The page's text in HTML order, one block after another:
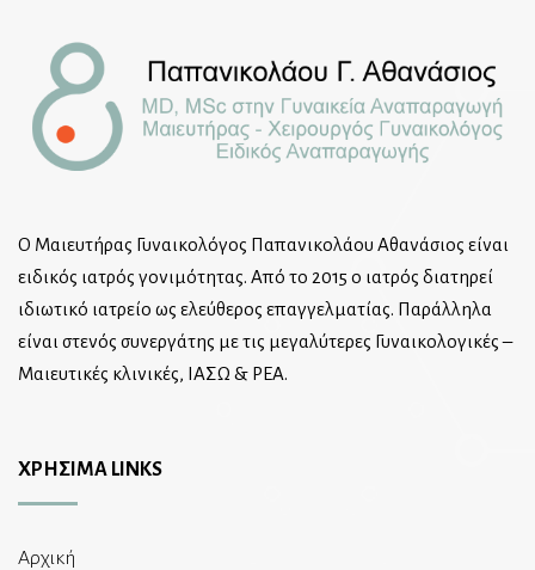
Ο Μαιευτήρας Γυναικολόγος Παπανικολάου Αθανάσιος είναι
ειδικός ιατρός γονιμότητας. Από το 2015 ο ιατρός διατηρεί
ιδιωτικό ιατρείο ως ελεύθερος επαγγελματίας. Παράλληλα
είναι στενός συνεργάτης με τις μεγαλύτερες Γυναικολογικές –
Μαιευτικές κλινικές, ΙΑΣΩ & ΡΕΑ.
ΧΡΗΣΙΜΑ LINKS
Αρχική